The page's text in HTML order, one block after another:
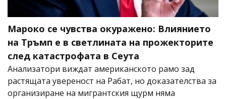
Мароко се чувства окуражено: Влиянието
на Тръмп е в светлината на прожекторите
след катастрофата в Сеута
Анализатори виждат американското рамо зад
растящата увереност на Рабат, но доказателства за
организиране на мигрантския щурм няма